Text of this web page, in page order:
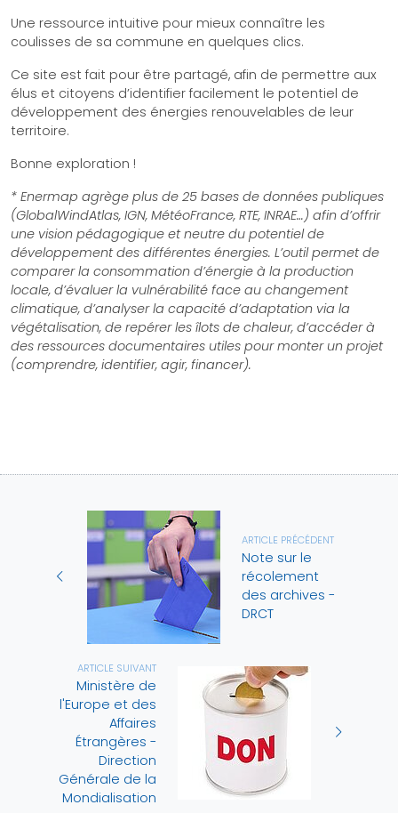
Une ressource intuitive pour mieux connaître les
coulisses de sa commune en quelques clics.
Ce site est fait pour être partagé, afin de permettre aux
élus et citoyens d’identifier facilement le potentiel de
développement des énergies renouvelables de leur
territoire.
Bonne exploration !
* Enermap agrège plus de 25 bases de données publiques
(GlobalWindAtlas, IGN, MétéoFrance, RTE, INRAE…) afin d’offrir
une vision pédagogique et neutre du potentiel de
développement des différentes énergies. L’outil permet de
comparer la consommation d’énergie à la production
locale, d’évaluer la vulnérabilité face au changement
climatique, d’analyser la capacité d’adaptation via la
végétalisation, de repérer les îlots de chaleur, d’accéder à
des ressources documentaires utiles pour monter un projet
(comprendre, identifier, agir, financer).
ARTICLE PRÉCÉDENT
Note sur le
récolement
des archives -
DRCT
ARTICLE SUIVANT
Ministère de
l'Europe et des
Affaires
Étrangères -
Direction
Générale de la
Mondialisation